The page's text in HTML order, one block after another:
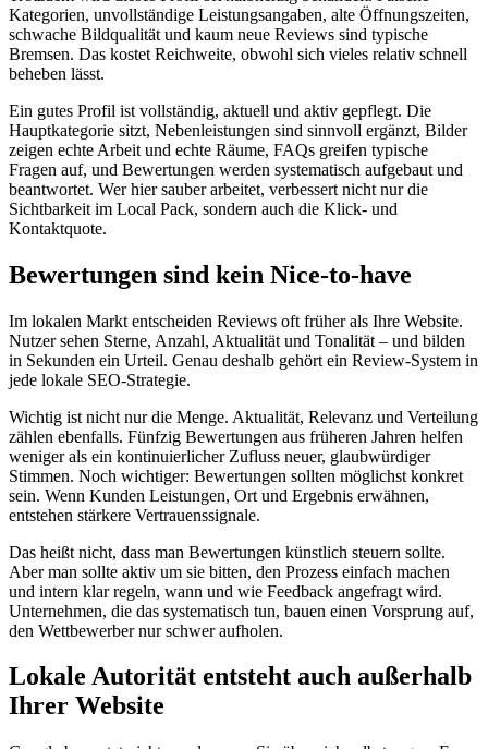
Kategorien, unvollständige Leistungsangaben, alte Öffnungszeiten,
schwache Bildqualität und kaum neue Reviews sind typische
Bremsen. Das kostet Reichweite, obwohl sich vieles relativ schnell
beheben lässt.
Ein gutes Profil ist vollständig, aktuell und aktiv gepflegt. Die
Hauptkategorie sitzt, Nebenleistungen sind sinnvoll ergänzt, Bilder
zeigen echte Arbeit und echte Räume, FAQs greifen typische
Fragen auf, und Bewertungen werden systematisch aufgebaut und
beantwortet. Wer hier sauber arbeitet, verbessert nicht nur die
Sichtbarkeit im Local Pack, sondern auch die Klick- und
Kontaktquote.
Bewertungen sind kein Nice-to-have
Im lokalen Markt entscheiden Reviews oft früher als Ihre Website.
Nutzer sehen Sterne, Anzahl, Aktualität und Tonalität – und bilden
in Sekunden ein Urteil. Genau deshalb gehört ein Review-System in
jede lokale SEO-Strategie.
Wichtig ist nicht nur die Menge. Aktualität, Relevanz und Verteilung
zählen ebenfalls. Fünfzig Bewertungen aus früheren Jahren helfen
weniger als ein kontinuierlicher Zufluss neuer, glaubwürdiger
Stimmen. Noch wichtiger: Bewertungen sollten möglichst konkret
sein. Wenn Kunden Leistungen, Ort und Ergebnis erwähnen,
entstehen stärkere Vertrauenssignale.
Das heißt nicht, dass man Bewertungen künstlich steuern sollte.
Aber man sollte aktiv um sie bitten, den Prozess einfach machen
und intern klar regeln, wann und wie Feedback angefragt wird.
Unternehmen, die das systematisch tun, bauen einen Vorsprung auf,
den Wettbewerber nur schwer aufholen.
Lokale Autorität entsteht auch außerhalb
Ihrer Website